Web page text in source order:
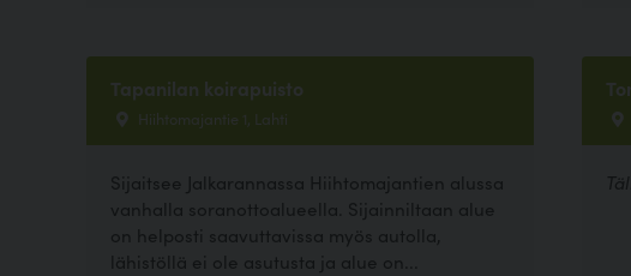
Tapanilan koirapuisto
Hiihtomajantie 1, Lahti
Sijaitsee Jalkarannassa Hiihtomajantien alussa
vanhalla soranottoalueella. Sijainniltaan alue
on helposti saavuttavissa myös autolla,
lähistöllä ei ole asutusta ja alue on...